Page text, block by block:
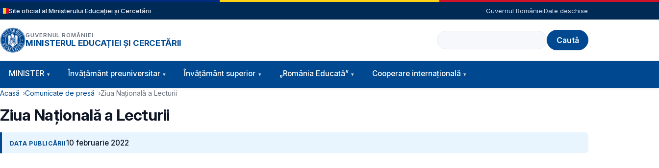
Sari la conținutul principal
Site oficial al Ministerului Educației și Cercetării Guvernul RomânieiDate deschise
GUVERNUL ROMÂNIEI
MINISTERUL EDUCAȚIEI ȘI CERCETĂRII
Caută
Navigație principală
MINISTER Învăţământ preuniversitar Învățământ superior „România Educată” Cooperare internațională
Cale de navigare
Acasă Comunicate de presă Ziua Națională a Lecturii
Ziua Națională a Lecturii
DATA PUBLICĂRII10 februarie 2022